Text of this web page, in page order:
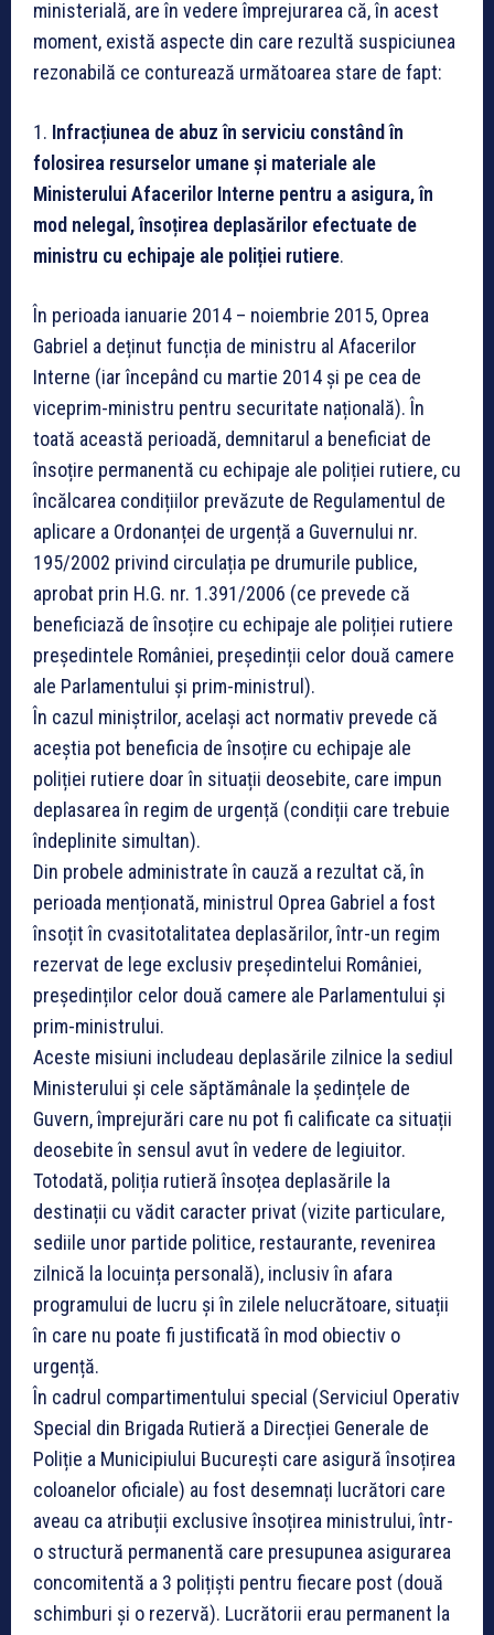
ministerială, are în vedere împrejurarea că, în acest
moment, există aspecte din care rezultă suspiciunea
rezonabilă ce conturează următoarea stare de fapt:
1. Infracțiunea de abuz în serviciu constând în
folosirea resurselor umane și materiale ale
Ministerului Afacerilor Interne pentru a asigura, în
mod nelegal, însoțirea deplasărilor efectuate de
ministru cu echipaje ale poliției rutiere.
În perioada ianuarie 2014 – noiembrie 2015, Oprea
Gabriel a deținut funcția de ministru al Afacerilor
Interne (iar începând cu martie 2014 și pe cea de
viceprim-ministru pentru securitate națională). În
toată această perioadă, demnitarul a beneficiat de
însoțire permanentă cu echipaje ale poliției rutiere, cu
încălcarea condițiilor prevăzute de Regulamentul de
aplicare a Ordonanței de urgență a Guvernului nr.
195/2002 privind circulația pe drumurile publice,
aprobat prin H.G. nr. 1.391/2006 (ce prevede că
beneficiază de însoțire cu echipaje ale poliției rutiere
președintele României, președinții celor două camere
ale Parlamentului și prim-ministrul).
În cazul miniștrilor, același act normativ prevede că
aceștia pot beneficia de însoțire cu echipaje ale
poliției rutiere doar în situații deosebite, care impun
deplasarea în regim de urgență (condiții care trebuie
îndeplinite simultan).
Din probele administrate în cauză a rezultat că, în
perioada menționată, ministrul Oprea Gabriel a fost
însoțit în cvasitotalitatea deplasărilor, într-un regim
rezervat de lege exclusiv președintelui României,
președinților celor două camere ale Parlamentului și
prim-ministrului.
Aceste misiuni includeau deplasările zilnice la sediul
Ministerului și cele săptămânale la ședințele de
Guvern, împrejurări care nu pot fi calificate ca situații
deosebite în sensul avut în vedere de legiuitor.
Totodată, poliția rutieră însoțea deplasările la
destinații cu vădit caracter privat (vizite particulare,
sediile unor partide politice, restaurante, revenirea
zilnică la locuința personală), inclusiv în afara
programului de lucru și în zilele nelucrătoare, situații
în care nu poate fi justificată în mod obiectiv o
urgență.
În cadrul compartimentului special (Serviciul Operativ
Special din Brigada Rutieră a Direcției Generale de
Poliție a Municipiului București care asigură însoțirea
coloanelor oficiale) au fost desemnați lucrători care
aveau ca atribuții exclusive însoțirea ministrului, într-
o structură permanentă care presupunea asigurarea
concomitentă a 3 polițiști pentru fiecare post (două
schimburi și o rezervă). Lucrătorii erau permanent la